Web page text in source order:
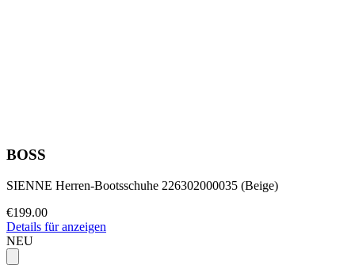
BOSS
SIENNE Herren-Bootsschuhe 226302000035 (Beige)
€199.00
Details für anzeigen
NEU